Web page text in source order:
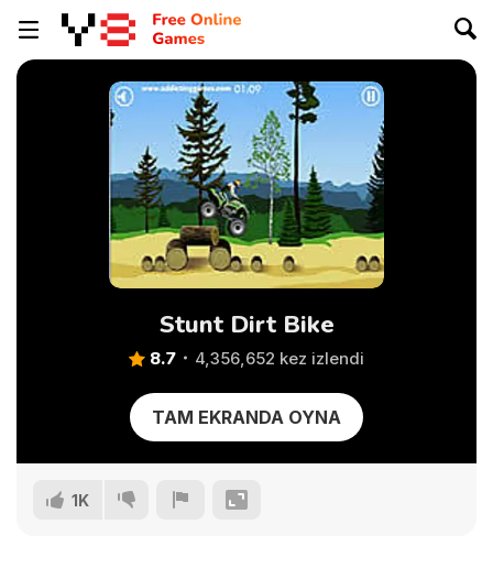
Stunt Dirt Bike
8.7 4,356,652 kez izlendi
TAM EKRANDA OYNA
1K